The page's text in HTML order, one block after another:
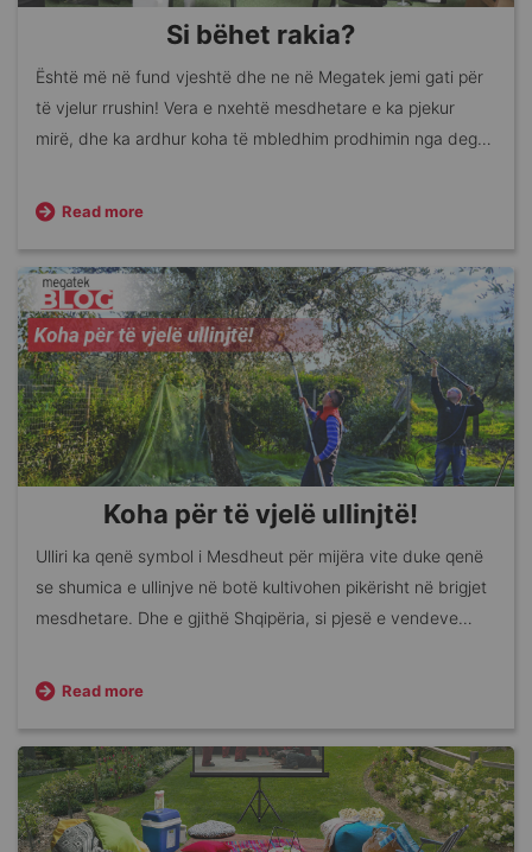
Si bëhet rakia?
Është më në fund vjeshtë dhe ne në Megatek jemi gati për
të vjelur rrushin! Vera e nxehtë mesdhetare e ka pjekur
mirë, dhe ka ardhur koha të mbledhim prodhimin nga degët
Read more
Koha për të vjelë ullinjtë!
Ulliri ka qenë symbol i Mesdheut për mijëra vite duke qenë
se shumica e ullinjve në botë kultivohen pikërisht në brigjet
mesdhetare. Dhe e gjithë Shqipëria, si pjesë e vendeve
Read more